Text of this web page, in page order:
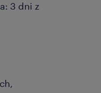
3 dni z